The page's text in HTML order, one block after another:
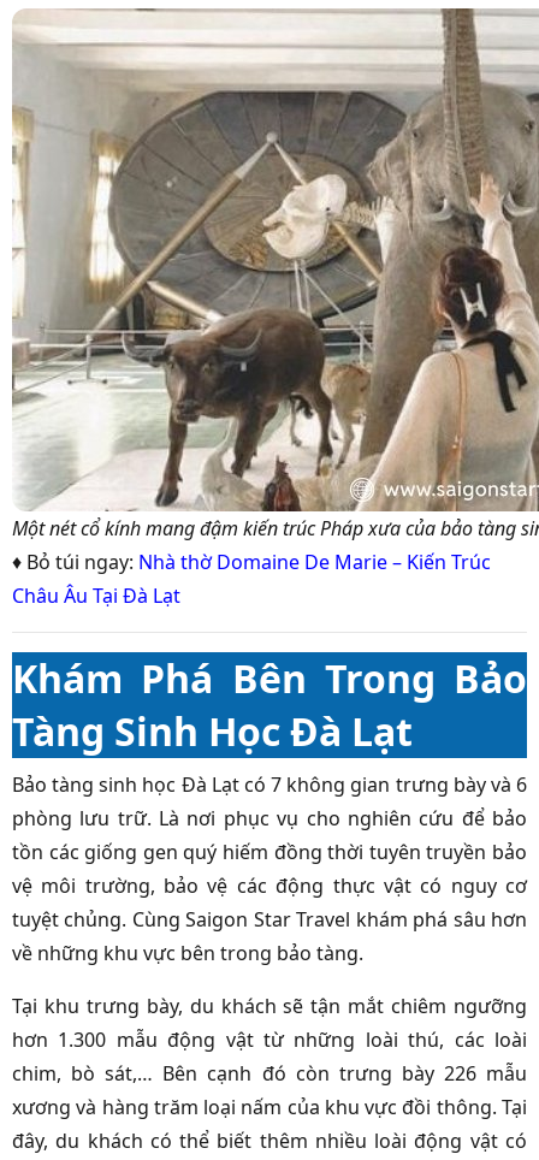
Một nét cổ kính mang đậm kiến trúc Pháp xưa của bảo tàng
♦ Bỏ túi ngay: Nhà thờ Domaine De Marie – Kiến Trúc
Châu Âu Tại Đà Lạt
Khám Phá Bên Trong Bảo
Tàng Sinh Học Đà Lạt
Bảo tàng sinh học Đà Lạt có 7 không gian trưng bày và 6
phòng lưu trữ. Là nơi phục vụ cho nghiên cứu để bảo
tồn các giống gen quý hiếm đồng thời tuyên truyền bảo
vệ môi trường, bảo vệ các động thực vật có nguy cơ
tuyệt chủng. Cùng Saigon Star Travel khám phá sâu hơn
về những khu vực bên trong bảo tàng.
Tại khu trưng bày, du khách sẽ tận mắt chiêm ngưỡng
hơn 1.300 mẫu động vật từ những loài thú, các loài
chim, bò sát,… Bên cạnh đó còn trưng bày 226 mẫu
xương và hàng trăm loại nấm của khu vực đồi thông. Tại
đây, du khách có thể biết thêm nhiều loài động vật có